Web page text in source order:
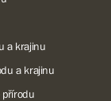
a krajinu
a krajinu
přírodu